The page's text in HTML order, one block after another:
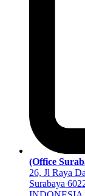
(Office
26, Jl Raya
Surabaya